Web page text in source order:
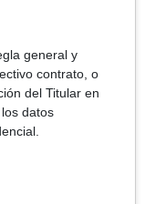
general y
contrato, o
del Titular en
datos